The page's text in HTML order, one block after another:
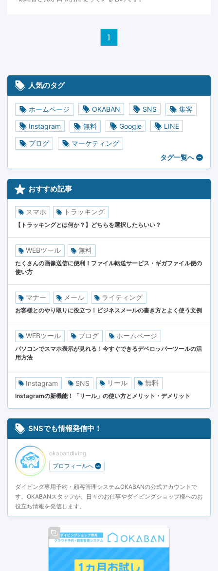
1
人気のタグ
ホームページ OKABAN SNS 集客
Instagram 無料 Google LINE
ブログ
マーケティング
タグ一覧へ
おすすめ記事
スマホ トラッキング
【トラッキングとは何か？】どちらを選択したらいい？
WEBツール 無料
たくさんの画像送信に便利！ファイル転送サービス・ギガファイル便の
使い方
マナー メール ライティング
お客様とのやり取りに役立つ！ビジネスメールの書き方とよく使う文例
WEBツール ブログ ホームページ
パソコンでスマホ表示が見れる！今すぐできるデベロッパーツールの活
用方法
Instagram SNS リール 無料
Instagramの新機能！「リール」の使い方とメリット・デメリット
SNSでも情報発信中！
okabandiving
プロフィールへ
ダイビング専用予約・顧客管理システムOKABANの公式アカウントで
す。OKABANスタッフが、日々のお仕事やダイビングショップ様へのお
役立ち情報を発信します。